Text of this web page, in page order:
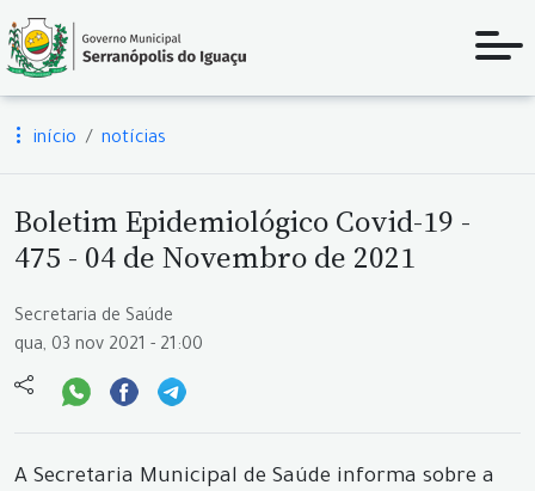
início notícias
Boletim Epidemiológico Covid-19 -
475 - 04 de Novembro de 2021
Secretaria de Saúde
qua, 03 nov 2021 - 21:00
A Secretaria Municipal de Saúde informa sobre a